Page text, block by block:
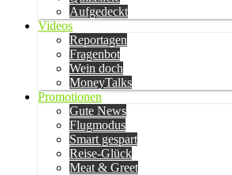
Aufgedeckt
Videos
Reportagen
Fragenbot
Wein doch
MoneyTalks
Promotionen
Gute News
Flugmodus
Smart gespart
Reise-Glück
Meat & Greet